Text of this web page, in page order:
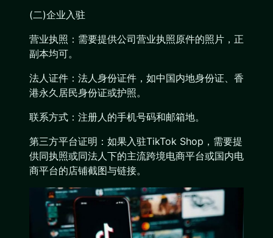
(二)企业入驻
营业执照：需要提供公司营业执照原件的照片，正
副本均可。
法人证件：法人身份证件，如中国内地身份证、香
港永久居民身份证或护照。
联系方式：注册人的手机号码和邮箱地。
第三方平台证明：如果入驻TikTok Shop，需要提
供同执照或同法人下的主流跨境电商平台或国内电
商平台的店铺截图与链接。